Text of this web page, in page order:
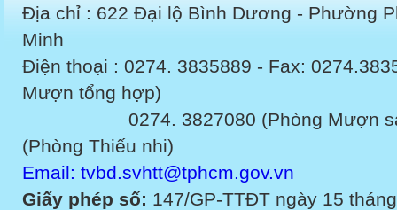
Địa chỉ : 622 Đại lộ Bình Dương - Phường
Minh
Điện thoại : 0274. 3835889 - Fax:
Mượn tổng hợp)
0274. 3827080 (Phòng Mượn sách
(Phòng Thiếu nhi)
Email: tvbd.svhtt@tphcm.gov.vn
Giấy phép số: 147/GP-TTĐT ngày 15